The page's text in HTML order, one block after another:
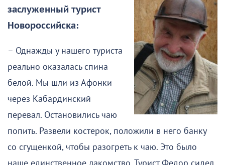
заслуженный турист
Новороссийска:
– Однажды у нашего туриста
реально оказалась спина
белой. Мы шли из Афонки
через Кабардинский
перевал. Остановились чаю
попить. Развели костерок, положили в него банку
со сгущенкой, чтобы разогреть к чаю. Это было